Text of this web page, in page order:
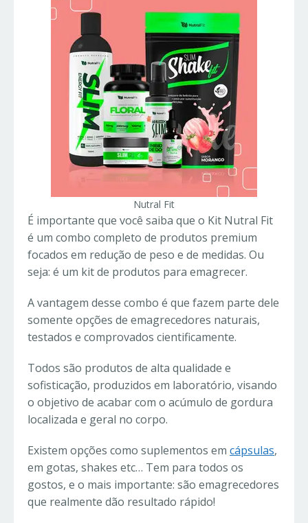
Nutral Fit
É importante que você saiba que o Kit Nutral Fit
é um combo completo de produtos premium
focados em redução de peso e de medidas. Ou
seja: é um kit de produtos para emagrecer.
A vantagem desse combo é que fazem parte dele
somente opções de emagrecedores naturais,
testados e comprovados cientificamente.
Todos são produtos de alta qualidade e
sofisticação, produzidos em laboratório, visando
o objetivo de acabar com o acúmulo de gordura
localizada e geral no corpo.
Existem opções como suplementos em cápsulas,
em gotas, shakes etc… Tem para todos os
gostos, e o mais importante: são emagrecedores
que realmente dão resultado rápido!